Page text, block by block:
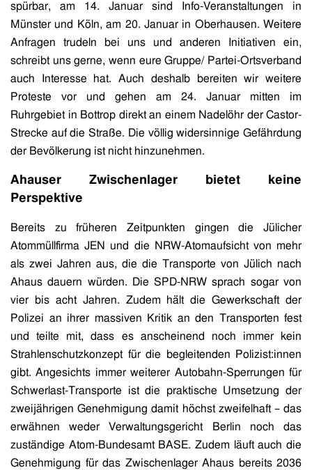
spürbar, am 14. Januar sind Info-Veranstaltungen in
Münster und Köln, am 20. Januar in Oberhausen. Weitere
Anfragen trudeln bei uns und anderen Initiativen ein,
schreibt uns gerne, wenn eure Gruppe/ Partei-Ortsverband
auch Interesse hat. Auch deshalb bereiten wir weitere
Proteste vor und gehen am 24. Januar mitten im
Ruhrgebiet in Bottrop direkt an einem Nadelöhr der Castor-
Strecke auf die Straße. Die völlig widersinnige Gefährdung
der Bevölkerung ist nicht hinzunehmen.
Ahauser Zwischenlager bietet keine
Perspektive
Bereits zu früheren Zeitpunkten gingen die Jülicher
Atommüllfirma JEN und die NRW-Atomaufsicht von mehr
als zwei Jahren aus, die die Transporte von Jülich nach
Ahaus dauern würden. Die SPD-NRW sprach sogar von
vier bis acht Jahren. Zudem hält die Gewerkschaft der
Polizei an ihrer massiven Kritik an den Transporten fest
und teilte mit, dass es anscheinend noch immer kein
Strahlenschutzkonzept für die begleitenden Polizist:innen
gibt. Angesichts immer weiterer Autobahn-Sperrungen für
Schwerlast-Transporte ist die praktische Umsetzung der
zweijährigen Genehmigung damit höchst zweifelhaft – das
erwähnen weder Verwaltungsgericht Berlin noch das
zuständige Atom-Bundesamt BASE. Zudem läuft auch die
Genehmigung für das Zwischenlager Ahaus bereits 2036